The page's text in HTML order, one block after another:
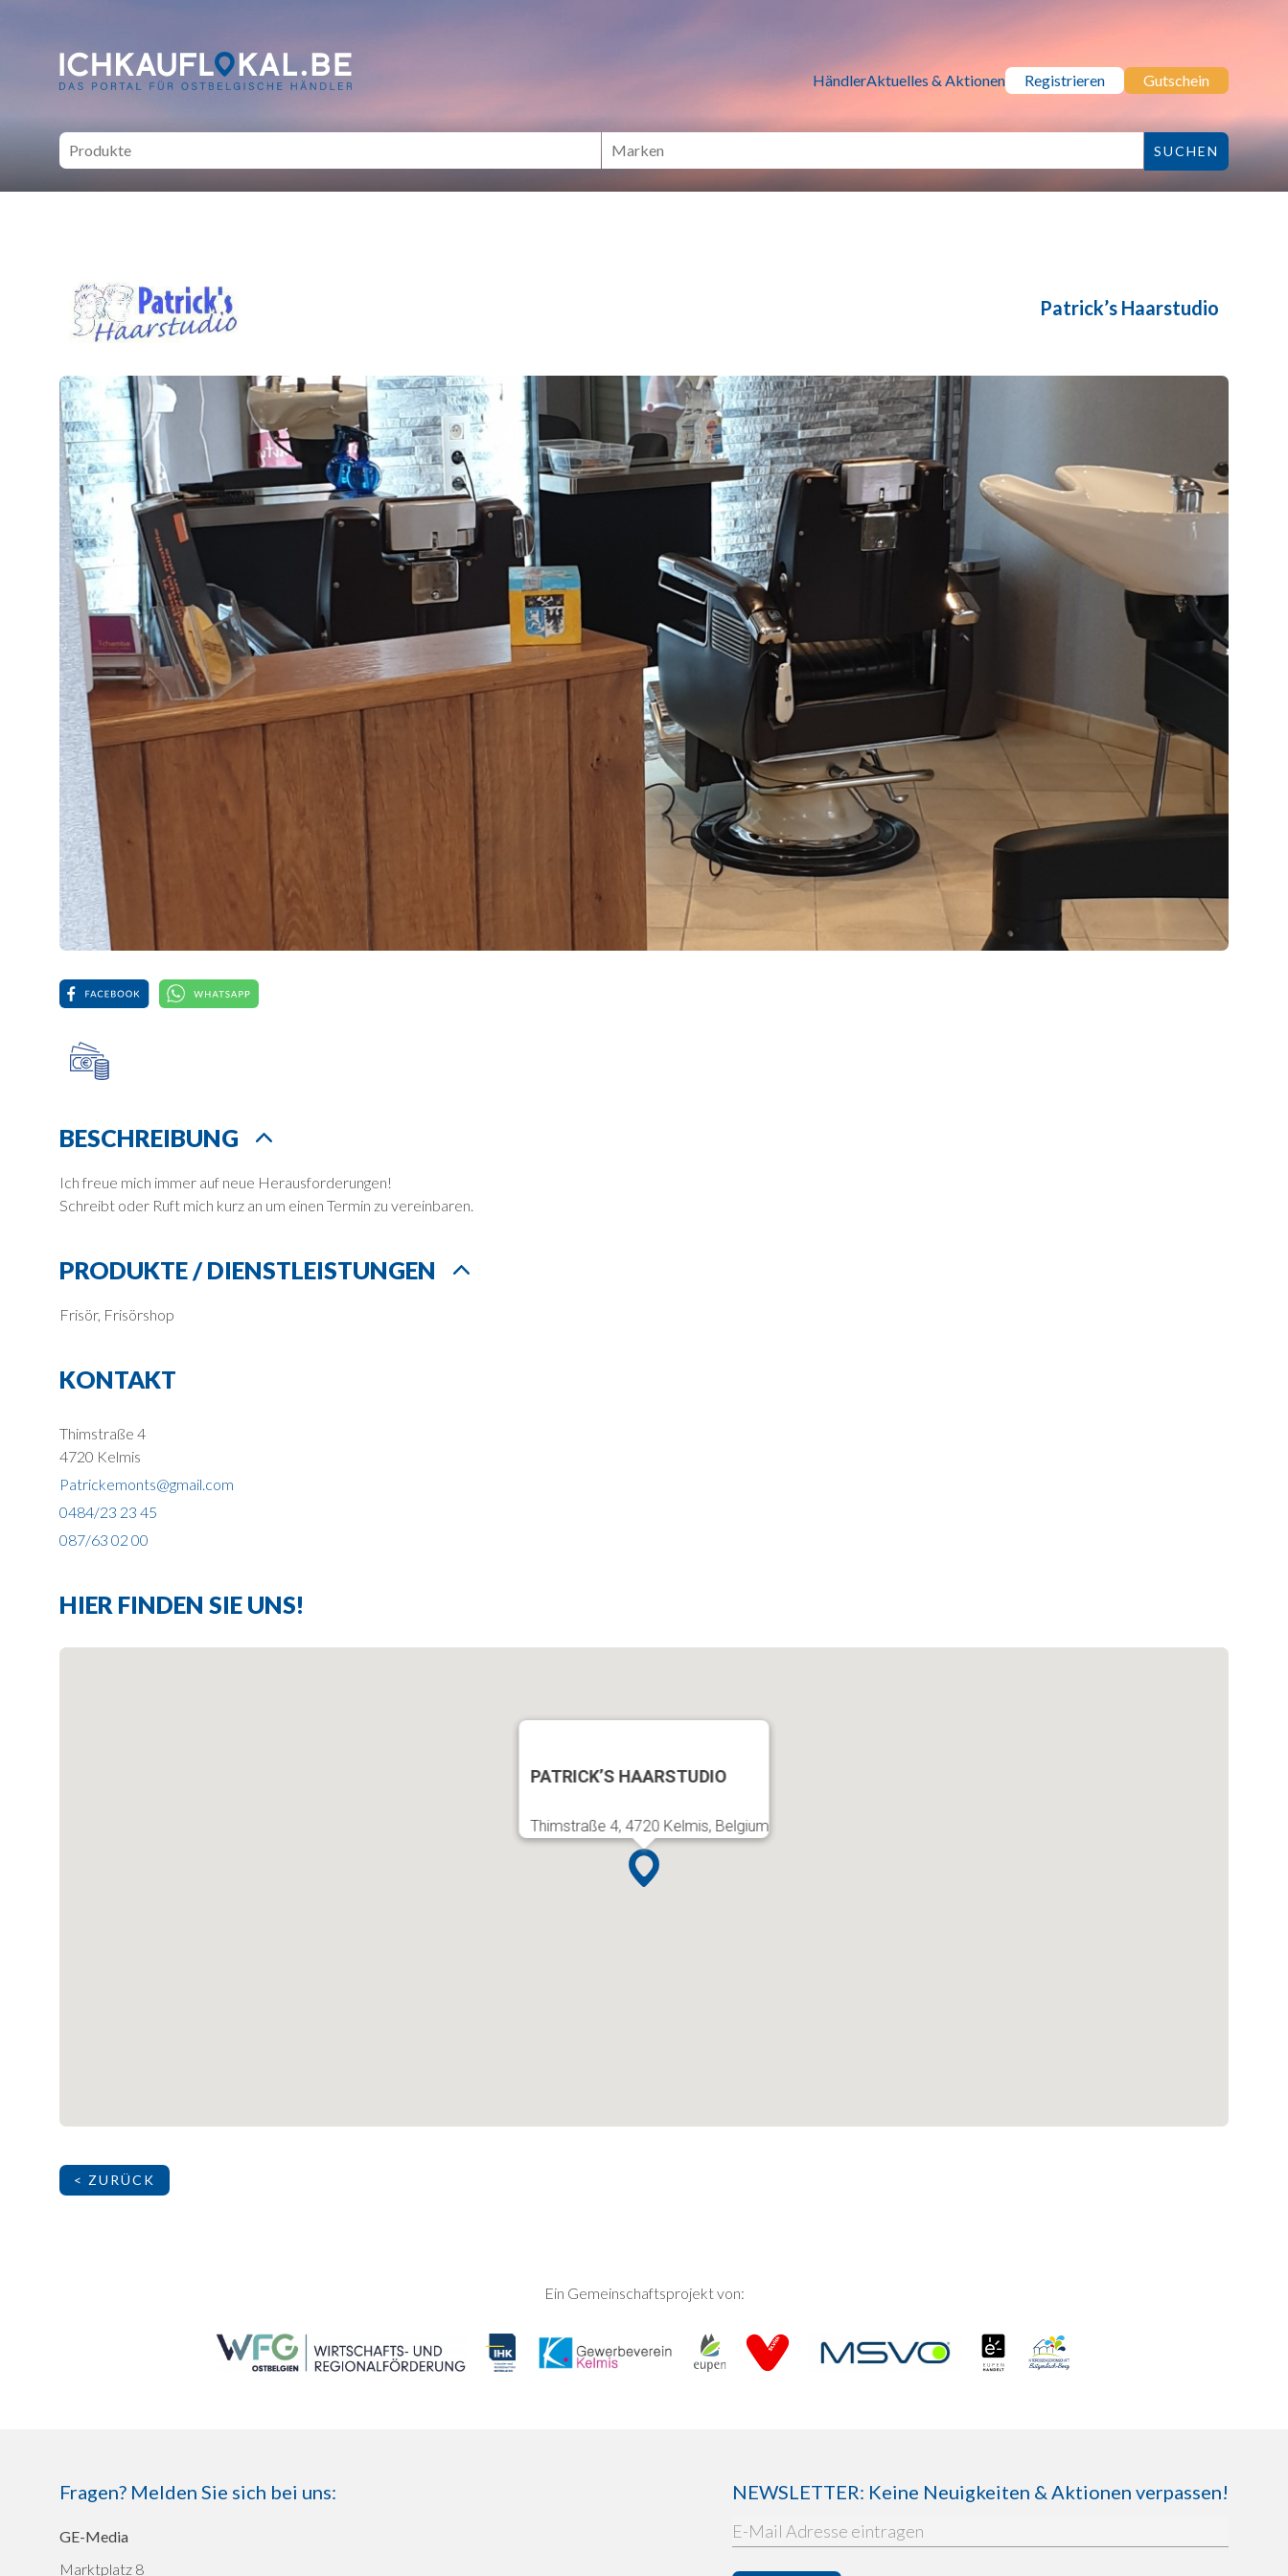
ich kauf lokal - Bei lokalen Händlern online Shoppen HändlerAktuelles & Aktionen Registrieren Gutschein
Patrick’s Haarstudio
BESCHREIBUNG
Ich freue mich immer auf neue Herausforderungen!
Schreibt oder Ruft mich kurz an um einen Termin zu vereinbaren.
PRODUKTE / DIENSTLEISTUNGEN
Frisör, Frisörshop
KONTAKT
Thimstraße 4
4720 Kelmis
Patrickemonts@gmail.com
0484/23 23 45
087/63 02 00
HIER FINDEN SIE UNS!
PATRICK’S HAARSTUDIO
Thimstraße 4, 4720 Kelmis, Belgium
< ZURÜCK
Ein Gemeinschaftsprojekt von:
Fragen? Melden Sie sich bei uns:
GE-Media
Marktplatz 8
NEWSLETTER: Keine Neuigkeiten & Aktionen verpassen!